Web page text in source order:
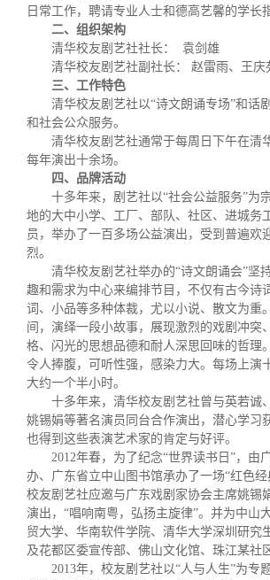
制度法规
联系我们
日常工作，聘请专业人士和德高艺馨的学长
二、组织架构
清华校友剧艺社社长： 袁剑雄
清华校友剧艺社副社长： 赵雷雨、王庆
三、工作特色
清华校友剧艺社以“诗文朗诵专场”和话
和社会公众服务。
清华校友剧艺社通常于每周日下午在清
每年演出十余场。
四、品牌活动
十多年来，剧艺社以“社会公益服务”为
地的大中小学、工厂、部队、社区、进城务
员，举办了一百多场公益演出，受到普遍欢
烈。
清华校友剧艺社举办的“诗文朗诵会”坚
趣和需求为中心来编排节目，不仅有古今诗
词、小品等多种体裁，尤以小说、散文为重
间，演绎一段小故事，展现激烈的戏剧冲突
格、闪光的思想品德和耐人深思回味的哲理
令人捧腹，可听性强，感染力大。每场上演
大约一个半小时。
十多年来，清华校友剧艺社曾与英若诚
姚锡娟等著名演员同台合作演出，潜心学习
也得到这些表演艺术家的肯定与好评。
2012年春，为了纪念“世界读书日”，由
办、广东省立中山图书馆承办了一场“红色
校友剧艺社应邀与广东戏剧家协会主席姚锡
演出，“唱响南粤，弘扬主旋律”。并为中山
贸大学、华南软件学院、清华大学深圳研究
及花都区委宣传部、佛山文化馆、珠江某社
2013年，校友剧艺社以“人与人生”为专